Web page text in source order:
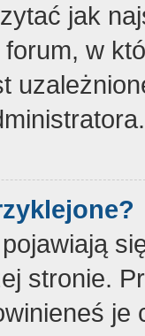
jak
w
stronie.
je